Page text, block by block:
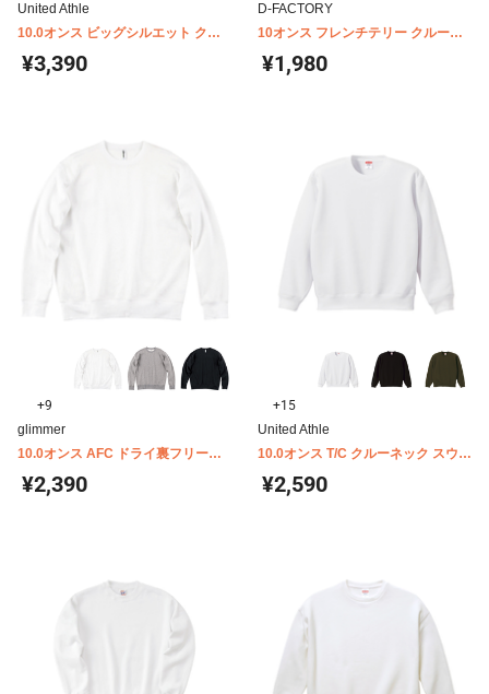
United Athle
10.0オンス ビッグシルエット クル
ーネック スウェット(裏パイル)
5205-01
¥3,390
D-FACTORY
10オンス フレンチテリー クルーネ
ックスウェット D-FACTORY
DF1401
¥1,980
+9
glimmer
10.0オンス AFC ドライ裏フリース
トレーナー 00346-AFC
¥2,390
+15
United Athle
10.0オンス T/C クルーネック スウェ
ット(裏起毛) 5928-01
¥2,590